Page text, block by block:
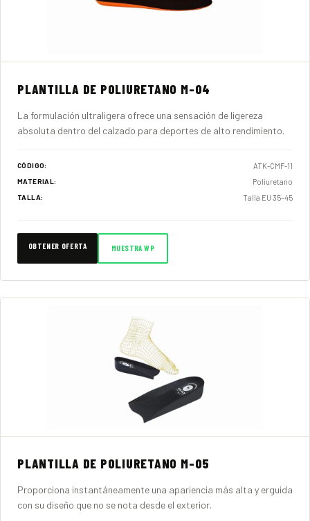
PLANTILLA DE POLIURETANO M-04
La formulación ultraligera ofrece una sensación de ligereza
absoluta dentro del calzado para deportes de alto rendimiento.
CÓDIGO: ATK-CMF-11
MATERIAL: Poliuretano
TALLA: Talla EU 35–45
OBTENER OFERTA MUESTRA WP
PLANTILLA DE POLIURETANO M-05
Proporciona instantáneamente una apariencia más alta y erguida
con su diseño que no se nota desde el exterior.